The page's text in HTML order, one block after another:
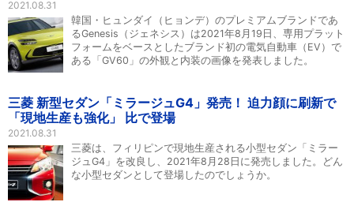
2021.08.31
韓国・ヒュンダイ（ヒョンデ）のプレミアムブランドであ
るGenesis（ジェネシス）は2021年8月19日、専用プラット
フォームをベースとしたブランド初の電気自動車（EV）で
ある「GV60」の外観と内装の画像を発表しました。
三菱 新型セダン「ミラージュG4」発売！ 迫力顔に刷新で
「現地生産も強化」 比で登場
2021.08.31
三菱は、フィリピンで現地生産される小型セダン「ミラー
ジュG4」を改良し、2021年8月28日に発売しました。どん
な小型セダンとして登場したのでしょうか。